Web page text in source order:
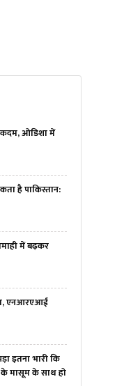
ओडिशा में
है पाकिस्तान:
में बढ़कर
एनआरएआई
इतना भारी कि
मासूम के साथ हो